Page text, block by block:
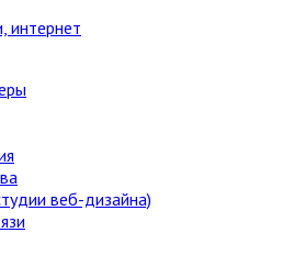
интернет
веб-дизайна)